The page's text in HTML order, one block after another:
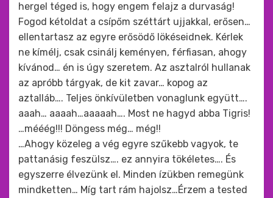
hergel téged is, hogy engem felajz a durvaság!
Fogod kétoldat a csípőm széttárt ujjakkal, erősen…
ellentartasz az egyre erősödő lökéseidnek. Kérlek
ne kímélj, csak csinálj keményen, férfiasan, ahogy
kívánod… én is úgy szeretem. Az asztalról hullanak
az apróbb tárgyak, de kit zavar… kopog az
aztalláb…. Teljes önkívületben vonaglunk együtt….
aaah… aaaah…aaaaah…. Most ne hagyd abba Tigris!
…mééég!!! Döngess még… még!!
…Ahogy közeleg a vég egyre szűkebb vagyok, te
pattanásig feszülsz…. ez annyira tökéletes…. És
egyszerre élvezünk el. Minden ízükben remegünk
mindketten… Míg tart rám hajolsz…Érzem a tested